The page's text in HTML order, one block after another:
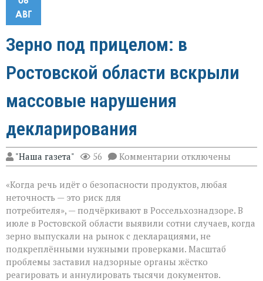
АВГ
Зерно под прицелом: в
Ростовской области вскрыли
массовые нарушения
декларирования
"Наша газета" 56 Комментарии к
записи
под
Ростовской
области
вскрыли
массовые
нарушения
декларирования
отключены
«Когда речь идёт о безопасности продуктов, любая
неточность — это риск для
потребителя», — подчёркивают в Россельхознадзоре. В
июле в Ростовской области выявили сотни случаев, когда
зерно выпускали на рынок с декларациями, не
подкреплёнными нужными проверками. Масштаб
проблемы заставил надзорные органы жёстко
реагировать и аннулировать тысячи документов.